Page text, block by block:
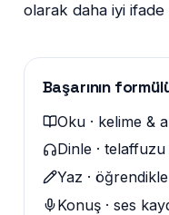
olarak daha iyi ifade
Başarının
Oku · kelime &
Dinle ·
Yaz ·
Konuş · ses